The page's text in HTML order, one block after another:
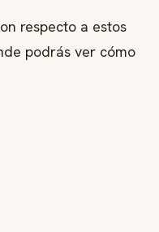
respecto a estos
podrás ver cómo